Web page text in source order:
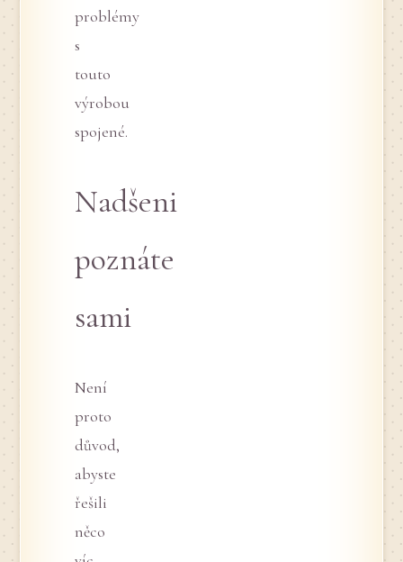
problémy
s
touto
výrobou
spojené.
Nadšeni
poznáte
sami
Není
proto
důvod,
abyste
řešili
něco